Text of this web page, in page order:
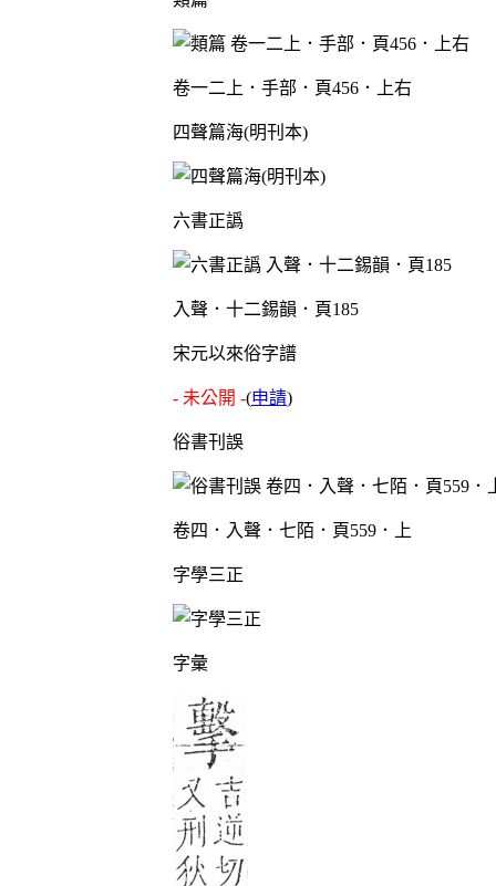
卷一二上．手部．頁456．上右
四聲篇海(明刊本)
六書正譌
入聲．十二錫韻．頁185
宋元以來俗字譜
- 未公開 -(申請)
俗書刊誤
卷四．入聲．七陌．頁559．上
字學三正
字彙